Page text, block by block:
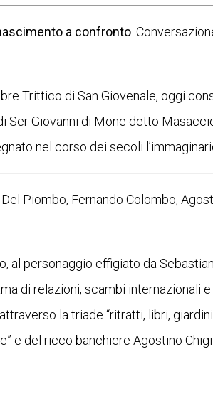
a confronto.
Trittico di San Giovenale, oggi
Giovanni di Mone detto
nel corso dei secoli
Piombo, Fernando Colombo,
al personaggio effigiato da
di relazioni, scambi internazionali
la triade “ritratti, libri,
e del ricco banchiere Agostino Chigi